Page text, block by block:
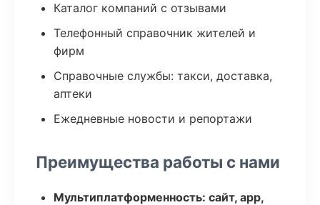
Каталог компаний с отзывами
Телефонный справочник жителей и
фирм
Справочные службы: такси, доставка,
аптеки
Ежедневные новости и репортажи
Преимущества работы с нами
Мультиплатформенность: сайт, app,